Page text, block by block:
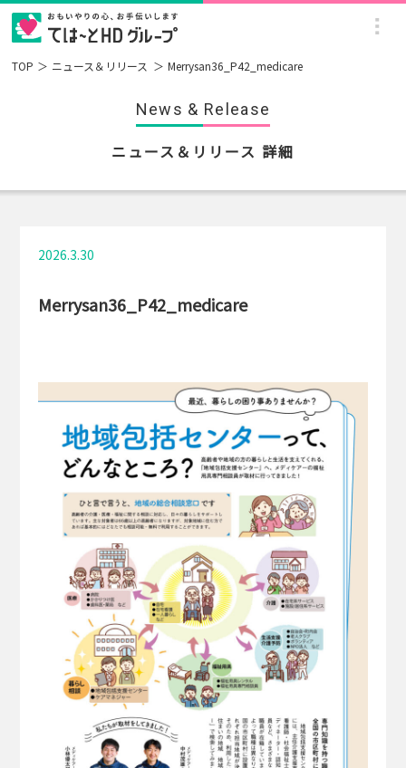
TOP ニュース＆リリース Merrysan36_P42_medicare
News & Release
ニュース＆リリース 詳細
2026.3.30
Merrysan36_P42_medicare